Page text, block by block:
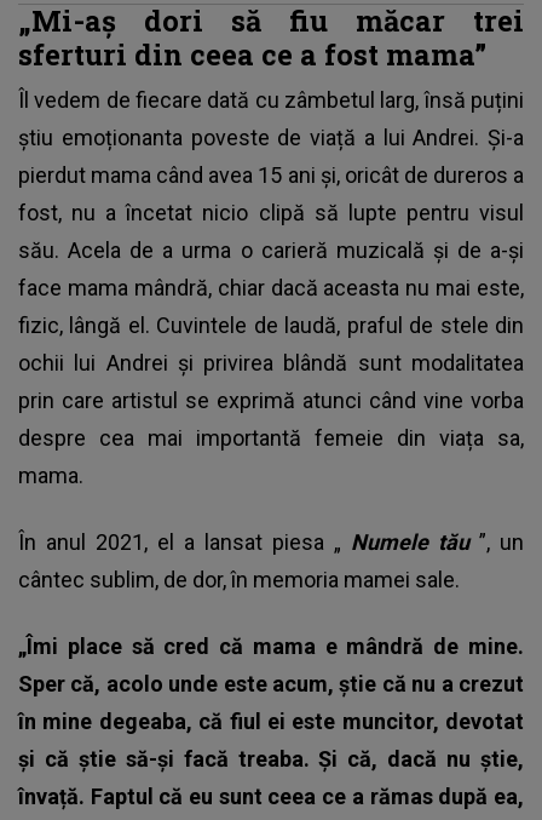
„Mi-aș dori să fiu măcar trei
sferturi din ceea ce a fost mama”
Îl vedem de fiecare dată cu zâmbetul larg, însă puțini
știu emoționanta poveste de viață a lui Andrei. Și-a
pierdut mama când avea 15 ani și, oricât de dureros a
fost, nu a încetat nicio clipă să lupte pentru visul
său. Acela de a urma o carieră muzicală și de a-și
face mama mândră, chiar dacă aceasta nu mai este,
fizic, lângă el. Cuvintele de laudă, praful de stele din
ochii lui Andrei și privirea blândă sunt modalitatea
prin care artistul se exprimă atunci când vine vorba
despre cea mai importantă femeie din viața sa,
mama.
În anul 2021, el a lansat piesa „ Numele tău ”, un
cântec sublim, de dor, în memoria mamei sale.
„Îmi place să cred că mama e mândră de mine.
Sper că, acolo unde este acum, știe că nu a crezut
în mine degeaba, că fiul ei este muncitor, devotat
și că știe să-și facă treaba. Și că, dacă nu știe,
învață. Faptul că eu sunt ceea ce a rămas după ea,